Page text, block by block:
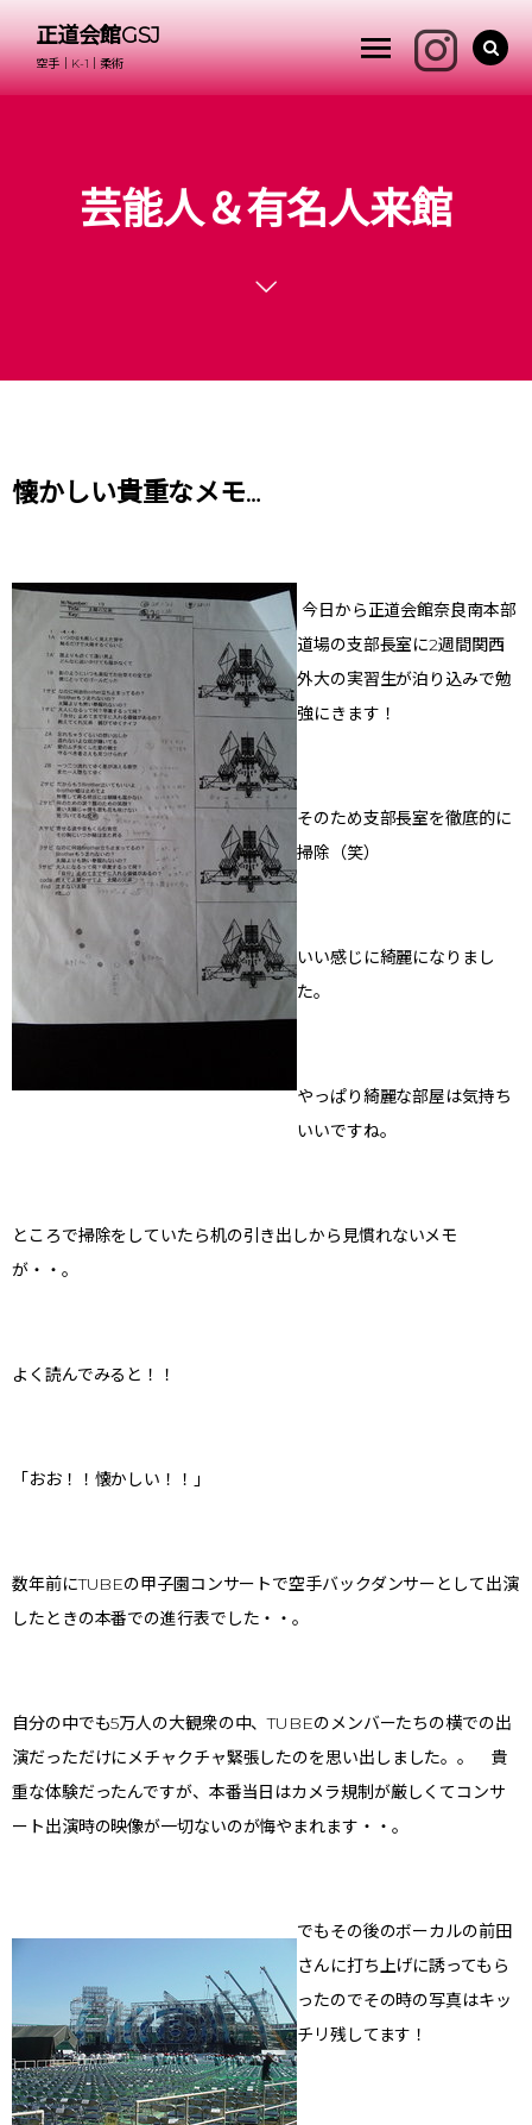
正道会館GSJ
空手｜K-1｜柔術
芸能人＆有名人来館
懐かしい貴重なメモ…
今日から正道会館奈良南本部
道場の支部長室に2週間関西
外大の実習生が泊り込みで勉
強にきます！
そのため支部長室を徹底的に
掃除（笑）
いい感じに綺麗になりまし
た。
やっぱり綺麗な部屋は気持ち
いいですね。
ところで掃除をしていたら机の引き出しから見慣れないメモ
が・・。
よく読んでみると！！
「おお！！懐かしい！！」
数年前にTUBEの甲子園コンサートで空手バックダンサーとして出演
したときの本番での進行表でした・・。
自分の中でも5万人の大観衆の中、TUBEのメンバーたちの横での出
演だっただけにメチャクチャ緊張したのを思い出しました。。 貴
重な体験だったんですが、本番当日はカメラ規制が厳しくてコンサ
ート出演時の映像が一切ないのが悔やまれます・・。
でもその後のボーカルの前田
さんに打ち上げに誘ってもら
ったのでその時の写真はキッ
チリ残してます！